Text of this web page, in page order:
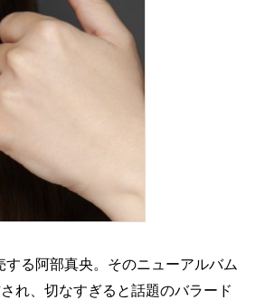
る阿部真央。そのニューアルバム
れ、切なすぎると話題のバラード